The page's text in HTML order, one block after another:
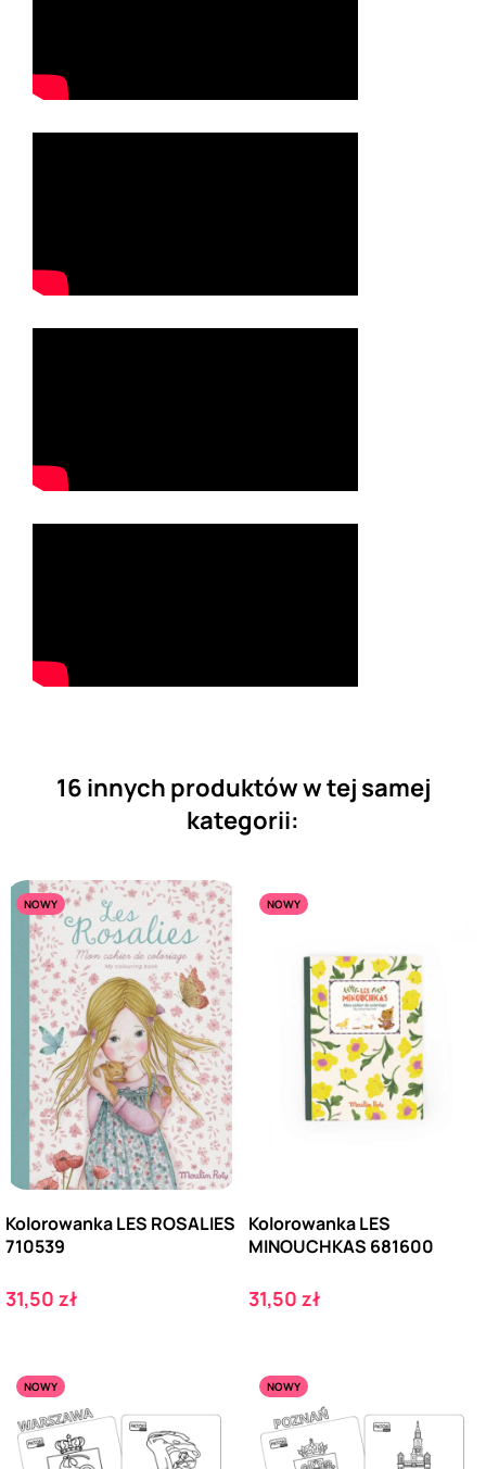
16 innych produktów w tej samej
kategorii:
NOWY
Kolorowanka LES ROSALIES
710539
Cena
31,50 zł
NOWY
Kolorowanka LES
MINOUCHKAS 681600
Cena
31,50 zł
NOWY NOWY